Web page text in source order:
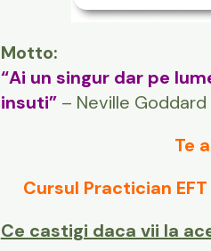
Motto:
“Ai un singur dar pe
insuti”– Neville Goddard
Te
Cursul Practician
Ce castigi daca vii la